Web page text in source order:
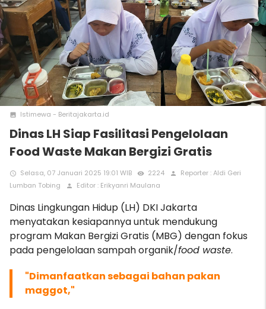
photo Istimewa - Beritajakarta.id
Dinas LH Siap Fasilitasi Pengelolaan
Food Waste Makan Bergizi Gratis
access_time Selasa, 07 Januari 2025 19:01 WIB remove_red_eye 2224 person
Reporter : Aldi Geri
Lumban Tobing
person Editor : Erikyanri Maulana
Dinas Lingkungan Hidup (LH) DKI Jakarta
menyatakan kesiapannya untuk mendukung
program Makan Bergizi Gratis (MBG) dengan fokus
pada pengelolaan sampah organik/food waste.
"Dimanfaatkan sebagai bahan pakan
maggot,"